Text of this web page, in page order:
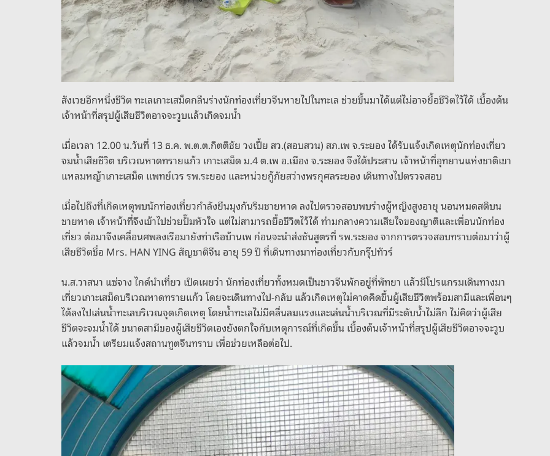
สังเวยอีกหนึ่งชีวิต ทะเลเกาะเสม็ดกลืนร่างนักท่องเที่ยวจีนหายไปในทะเล ช่วยขึ้นมาได้แต่ไม่อาจยื้อชีวิตไว้ได้ เบื้องต้น
เจ้าหน้าที่สรุปผู้เสียชีวิตอาจจะวูบแล้วเกิดจมน้ำ
เมื่อเวลา 12.00 น.วันที่ 13 ธ.ค. พ.ต.ต.กิตติชัย วงเปี้ย สว.(สอบสวน) สภ.เพ จ.ระยอง ได้รับแจ้งเกิดเหตุนักท่องเที่ยว
จมน้ำเสียชีวิต บริเวณหาดทรายแก้ว เกาะเสม็ด ม.4 ต.เพ อ.เมือง จ.ระยอง จึงได้ประสาน เจ้าหน้าที่อุทยานแห่งชาติเขา
แหลมหญ้าเกาะเสม็ด แพทย์เวร รพ.ระยอง และหน่วยกู้ภัยสว่างพรกุศลระยอง เดินทางไปตรวจสอบ
เมื่อไปถึงที่เกิดเหตุพบนักท่องเที่ยวกำลังยืนมุงกันริมชายหาด ลงไปตรวจสอบพบร่างผู้หญิงสูงอายุ นอนหมดสติบน
ชายหาด เจ้าหน้าที่จึงเข้าไปช่วยปั๊มหัวใจ แต่ไม่สามารถยื้อชีวิตไว้ได้ ท่ามกลางความเสียใจของญาติและเพื่อนนักท่อง
เที่ยว ต่อมาจึงเคลื่อนศพลงเรือมายังท่าเรือบ้านเพ ก่อนจะนำส่งชันสูตรที่ รพ.ระยอง จากการตรวจสอบทราบต่อมาว่าผู้
เสียชีวิตชื่อ Mrs. HAN YING สัญชาติจีน อายุ 59 ปี ที่เดินทางมาท่องเที่ยวกับกรุ๊ปทัวร์
น.ส.วาสนา แซ่จาง ไกด์นำเที่ยว เปิดเผยว่า นักท่องเที่ยวทั้งหมดเป็นชาวจีนพักอยู่ที่พัทยา แล้วมีโปรแกรมเดินทางมา
เที่ยวเกาะเสม็ดบริเวณหาดทรายแก้ว โดยจะเดินทางไป-กลับ แล้วเกิดเหตุไม่คาดคิดขึ้นผู้เสียชีวิตพร้อมสามีและเพื่อนๆ
ได้ลงไปเล่นน้ำทะเลบริเวณจุดเกิดเหตุ โดยน้ำทะเลไม่มีคลื่นลมแรงและเล่นน้ำบริเวณที่มีระดับน้ำไม่ลึก ไม่คิดว่าผู้เสีย
ชีวิตจะจมน้ำได้ ขนาดสามีของผู้เสียชีวิตเองยังตกใจกับเหตุการณ์ที่เกิดขึ้น เบื้องต้นเจ้าหน้าที่สรุปผู้เสียชีวิตอาจจะวูบ
แล้วจมน้ำ เตรียมแจ้งสถานทูตจีนทราบ เพื่อช่วยเหลือต่อไป.